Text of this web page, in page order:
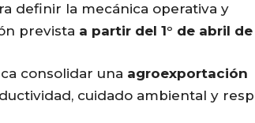
definir la mecánica operativa y
prevista a partir del 1° de abril
consolidar una agroexportación
cuidado ambiental y